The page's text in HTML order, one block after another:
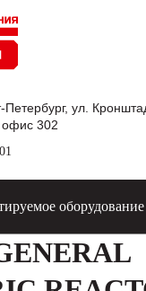
Петербург, ул.
офис 302
оборудование